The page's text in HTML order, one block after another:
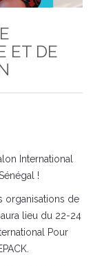
ET DE
International
!
organisations de
lieu du 22-24
Pour